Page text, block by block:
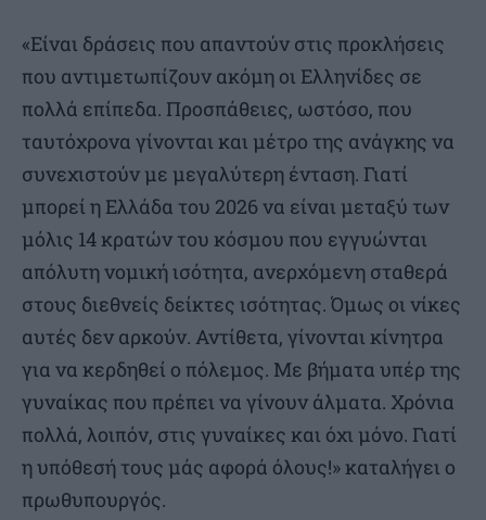
«Είναι δράσεις που απαντούν στις προκλήσεις
που αντιμετωπίζουν ακόμη οι Ελληνίδες σε
πολλά επίπεδα. Προσπάθειες, ωστόσο, που
ταυτόχρονα γίνονται και μέτρο της ανάγκης να
συνεχιστούν με μεγαλύτερη ένταση. Γιατί
μπορεί η Ελλάδα του 2026 να είναι μεταξύ των
μόλις 14 κρατών του κόσμου που εγγυώνται
απόλυτη νομική ισότητα, ανερχόμενη σταθερά
στους διεθνείς δείκτες ισότητας. Όμως οι νίκες
αυτές δεν αρκούν. Αντίθετα, γίνονται κίνητρα
για να κερδηθεί ο πόλεμος. Με βήματα υπέρ της
γυναίκας που πρέπει να γίνουν άλματα. Χρόνια
πολλά, λοιπόν, στις γυναίκες και όχι μόνο. Γιατί
η υπόθεσή τους μάς αφορά όλους!» καταλήγει ο
πρωθυπουργός.